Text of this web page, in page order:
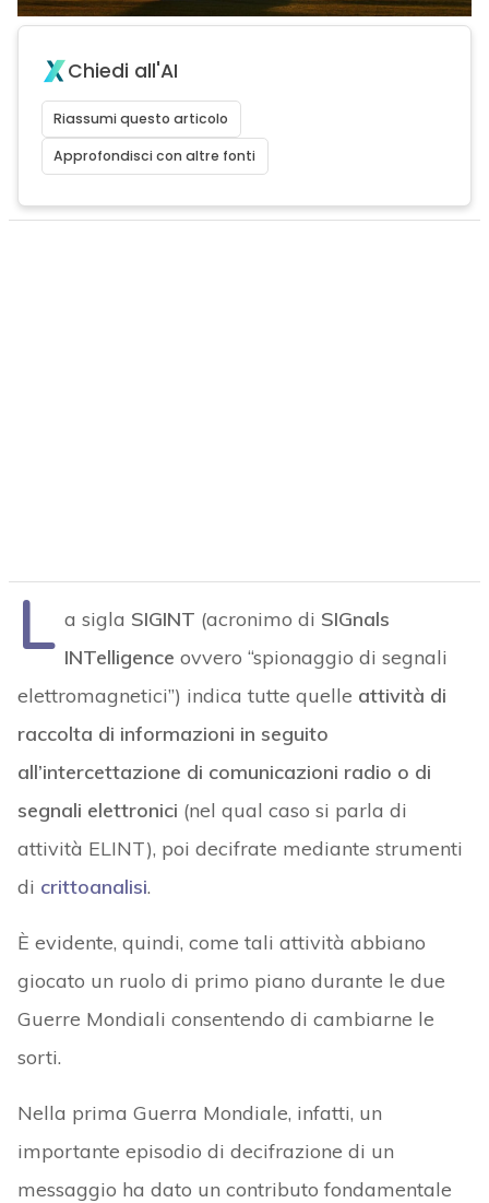
Chiedi all'AI
Riassumi questo articolo
Approfondisci con altre fonti
L a sigla SIGINT (acronimo di SIGnals
INTelligence ovvero “spionaggio di segnali
elettromagnetici”) indica tutte quelle attività di
raccolta di informazioni in seguito
all’intercettazione di comunicazioni radio o di
segnali elettronici (nel qual caso si parla di
attività ELINT), poi decifrate mediante strumenti
di crittoanalisi.
È evidente, quindi, come tali attività abbiano
giocato un ruolo di primo piano durante le due
Guerre Mondiali consentendo di cambiarne le
sorti.
Nella prima Guerra Mondiale, infatti, un
importante episodio di decifrazione di un
messaggio ha dato un contributo fondamentale